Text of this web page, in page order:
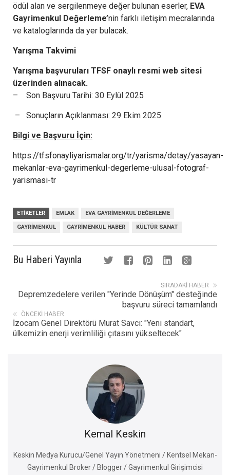
ödül alan ve sergilenmeye değer bulunan eserler, EVA
Gayrimenkul Değerleme’nin farklı iletişim mecralarında
ve kataloglarında da yer bulacak.
Yarışma Takvimi
Yarışma başvuruları TFSF onaylı resmi web sitesi
üzerinden alınacak.
– Son Başvuru Tarihi: 30 Eylül 2025
– Sonuçların Açıklanması: 29 Ekim 2025
Bilgi ve Başvuru İçin:
https://tfsfonayliyarismalar.org/tr/yarisma/detay/yasayan-
mekanlar-eva-gayrimenkul-degerleme-ulusal-fotograf-
yarismasi-tr
ETIKETLER EMLAK EVA GAYRIMENKUL DEĞERLEME
GAYRIMENKUL GAYRIMENKUL HABER KÜLTÜR SANAT
Bu Haberi Yayınla
SIRADAKI HABER
Depremzedelere verilen "Yerinde Dönüşüm" desteğinde
başvuru süreci tamamlandı
ÖNCEKI HABER
İzocam Genel Direktörü Murat Savcı: "Yeni standart,
ülkemizin enerji verimliliği çıtasını yükseltecek"
Kemal Keskin
Keskin Medya Kurucu/Genel Yayın Yönetmeni / Kentsel Mekan-
Gayrimenkul Broker / Blogger / Gayrimenkul Girişimcisi